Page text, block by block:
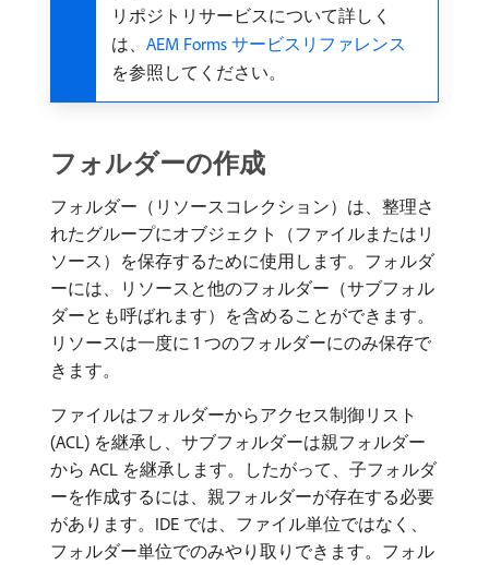
リポジトリサービスについて詳しく
は、 AEM Forms サービスリファレンス
を参照してください。
フォルダーの作成
フォルダー（リソースコレクション）は、整理さ
れたグループにオブジェクト（ファイルまたはリ
ソース）を保存するために使用します。フォルダ
ーには、リソースと他のフォルダー（サブフォル
ダーとも呼ばれます）を含めることができます。
リソースは一度に 1 つのフォルダーにのみ保存で
きます。
ファイルはフォルダーからアクセス制御リスト
(ACL) を継承し、サブフォルダーは親フォルダー
から ACL を継承します。したがって、子フォルダ
ーを作成するには、親フォルダーが存在する必要
があります。IDE では、ファイル単位ではなく、
フォルダー単位でのみやり取りできます。フォル